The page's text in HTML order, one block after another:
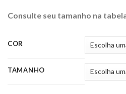
Consulte seu tamanho na
COR
TAMANHO